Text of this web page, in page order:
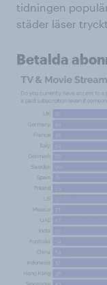
tidningen
städer läser
Betalda